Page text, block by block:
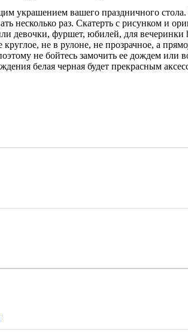
украшением вашего праздничного
несколько раз. Скатерть с рисунком и
девочки, фуршет, юбилей, для
не в рулоне, не прозрачное, а
не бойтесь замочить ее дождем
белая черная будет прекрасным